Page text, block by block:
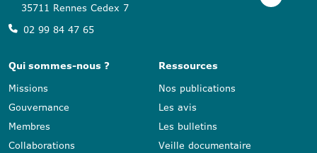
35711 Rennes Cedex 7
02 99 84 47 65
Qui sommes-nous ?
Missions
Gouvernance
Membres
Collaborations
Ressources
Nos publications
Les avis
Les bulletins
Veille documentaire